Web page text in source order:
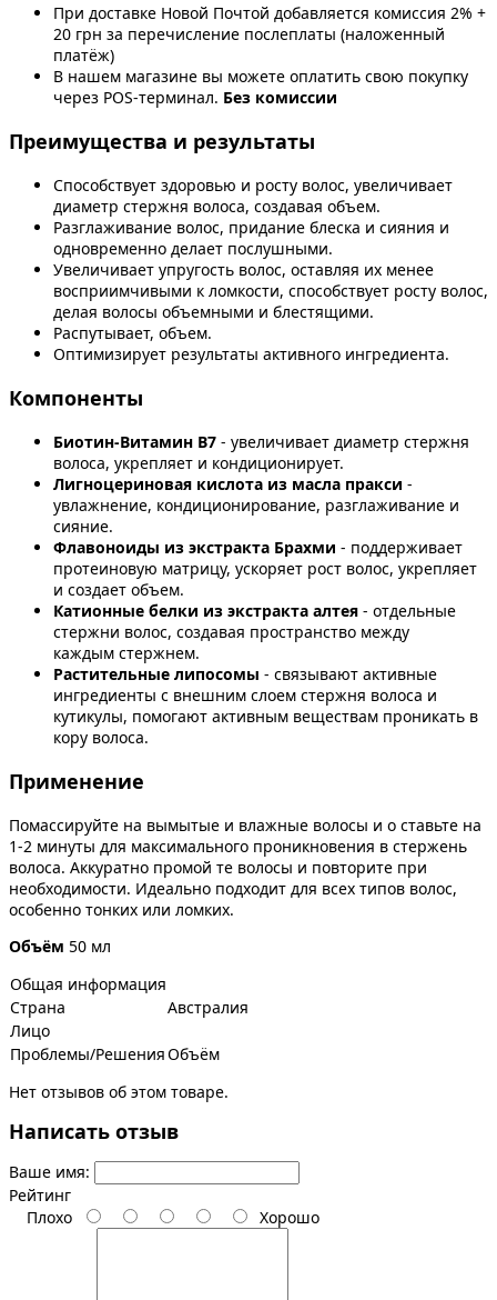
При доставке Новой Почтой добавляется комиссия 2% +
20 грн за перечисление послеплаты (наложенный
платёж)
В нашем магазине вы можете оплатить свою покупку
через POS-терминал. Без комиссии
Преимущества и результаты
Способствует здоровью и росту волос, увеличивает
диаметр стержня волоса, создавая объем.
Разглаживание волос, придание блеска и сияния и
одновременно делает послушными.
Увеличивает упругость волос, оставляя их менее
восприимчивыми к ломкости, способствует росту волос,
делая волосы объемными и блестящими.
Распутывает, объем.
Оптимизирует результаты активного ингредиента.
Компоненты
Биотин-Витамин В7 - увеличивает диаметр стержня
волоса, укрепляет и кондиционирует.
Лигноцериновая кислота из масла пракси -
увлажнение, кондиционирование, разглаживание и
сияние.
Флавоноиды из экстракта Брахми - поддерживает
протеиновую матрицу, ускоряет рост волос, укрепляет
и создает объем.
Катионные белки из экстракта алтея - отдельные
стержни волос, создавая пространство между
каждым стержнем.
Растительные липосомы - связывают активные
ингредиенты с внешним слоем стержня волоса и
кутикулы, помогают активным веществам проникать в
кору волоса.
Применение
Помассируйте на вымытые и влажные волосы и о ставьте на
1-2 минуты для максимального проникновения в стержень
волоса. Аккуратно промой те волосы и повторите при
необходимости. Идеально подходит для всех типов волос,
особенно тонких или ломких.
Объём 50 мл
Общая информация
Страна
Австралия
Лицо
Проблемы/РешенияОбъём
Нет отзывов об этом товаре.
Написать отзыв
Ваше имя:
Рейтинг
Плохо
Хорошо